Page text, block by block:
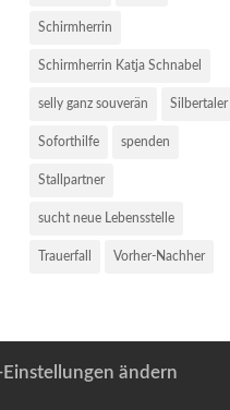
Schirmherrin
Schirmherrin Katja Schnabel
selly ganz souverän Silbertaler
Soforthilfe spenden
Stallpartner
sucht neue Lebensstelle
Trauerfall Vorher-Nachher
ändern